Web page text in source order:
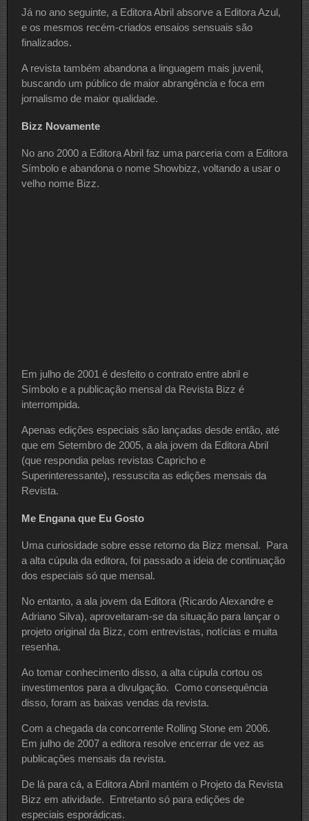
Já no ano seguinte, a Editora Abril absorve a Editora Azul,
e os mesmos recém-criados ensaios sensuais são
finalizados.
A revista também abandona a linguagem mais juvenil,
buscando um público de maior abrangência e foca em
jornalismo de maior qualidade.
Bizz Novamente
No ano 2000 a Editora Abril faz uma parceria com a Editora
Símbolo e abandona o nome Showbizz, voltando a usar o
velho nome Bizz.
Em julho de 2001 é desfeito o contrato entre abril e
Símbolo e a publicação mensal da Revista Bizz é
interrompida.
Apenas edições especiais são lançadas desde então, até
que em Setembro de 2005, a ala jovem da Editora Abril
(que respondia pelas revistas Capricho e
Superinteressante), ressuscita as edições mensais da
Revista.
Me Engana que Eu Gosto
Uma curiosidade sobre esse retorno da Bizz mensal. Para
a alta cúpula da editora, foi passado a ideia de continuação
dos especiais só que mensal.
No entanto, a ala jovem da Editora (Ricardo Alexandre e
Adriano Silva), aproveitaram-se da situação para lançar o
projeto original da Bizz, com entrevistas, notícias e muita
resenha.
Ao tomar conhecimento disso, a alta cúpula cortou os
investimentos para a divulgação. Como consequência
disso, foram as baixas vendas da revista.
Com a chegada da concorrente Rolling Stone em 2006.
Em julho de 2007 a editora resolve encerrar de vez as
publicações mensais da revista.
De lá para cá, a Editora Abril mantém o Projeto da Revista
Bizz em atividade. Entretanto só para edições de
especiais esporádicas.